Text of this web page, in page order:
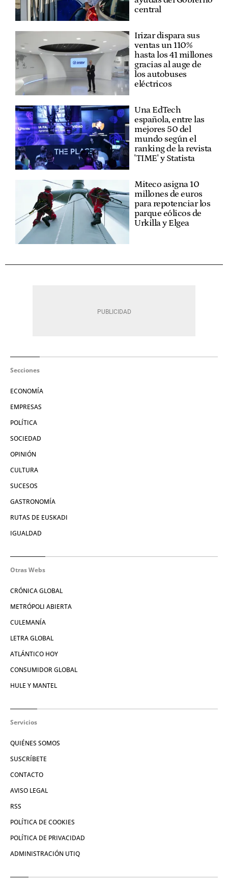
central
Irizar dispara sus
ventas un 110%
hasta los 41 millones
gracias al auge de
los autobuses
eléctricos
Una EdTech
española, entre las
mejores 50 del
mundo según el
ranking de la revista
'TIME' y Statista
Miteco asigna 10
millones de euros
para repotenciar los
parque eólicos de
Urkilla y Elgea
Secciones
ECONOMÍA
EMPRESAS
POLÍTICA
SOCIEDAD
OPINIÓN
CULTURA
SUCESOS
GASTRONOMÍA
RUTAS DE EUSKADI
IGUALDAD
Otras Webs
CRÓNICA GLOBAL
METRÓPOLI ABIERTA
CULEMANÍA
LETRA GLOBAL
ATLÁNTICO HOY
CONSUMIDOR GLOBAL
HULE Y MANTEL
Servicios
QUIÉNES SOMOS
SUSCRÍBETE
CONTACTO
AVISO LEGAL
RSS
POLÍTICA DE COOKIES
POLÍTICA DE PRIVACIDAD
ADMINISTRACIÓN UTIQ